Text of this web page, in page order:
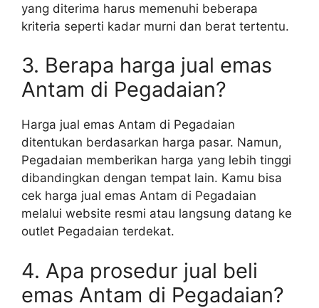
yang diterima harus memenuhi beberapa
kriteria seperti kadar murni dan berat tertentu.
3. Berapa harga jual emas
Antam di Pegadaian?
Harga jual emas Antam di Pegadaian
ditentukan berdasarkan harga pasar. Namun,
Pegadaian memberikan harga yang lebih tinggi
dibandingkan dengan tempat lain. Kamu bisa
cek harga jual emas Antam di Pegadaian
melalui website resmi atau langsung datang ke
outlet Pegadaian terdekat.
4. Apa prosedur jual beli
emas Antam di Pegadaian?